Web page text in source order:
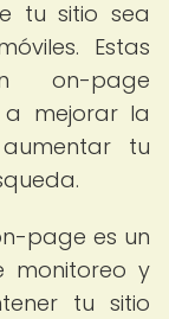
tu sitio sea
Estas
on-page
a mejorar la
tu
page es un
monitoreo y
tu sitio